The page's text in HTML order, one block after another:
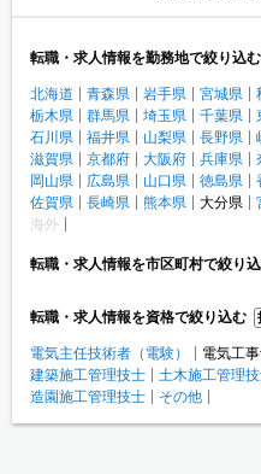
転職・求人情報を勤務地で絞り込む
北海道 青森県 岩手県 宮城県
栃木県
群馬県 埼玉県 千葉県
石川県
福井県 山梨県 長野県
滋賀県
京都府 大阪府 兵庫県
岡山県
広島県 山口県 徳島県
佐賀県
長崎県 熊本県 大分県
海外
転職・求人情報を市区町村で絞り
転職・求人情報を資格で絞り込む
電気主任技術者（電験） 電気工
建築施工管理技士
土木施工管理
造園施工管理技士
その他